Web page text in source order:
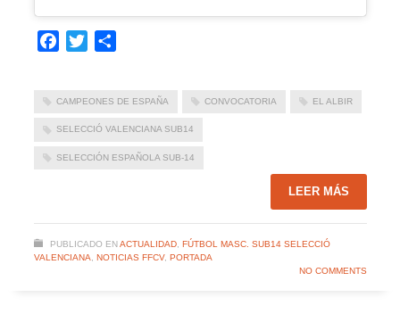
Facebook
Twitter
CAMPEONES DE ESPAÑA CONVOCATORIA EL ALBIR
SELECCIÓ VALENCIANA SUB14
SELECCIÓN ESPAÑOLA SUB-14
LEER MÁS
PUBLICADO EN ACTUALIDAD, FÚTBOL MASC. SUB14 SELECCIÓ
VALENCIANA
NOTICIAS FFCV, PORTADA
NO COMMENTS